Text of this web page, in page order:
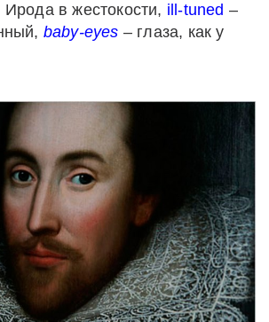
в жестокости, ill-tuned –
baby-eyes – глаза, как у